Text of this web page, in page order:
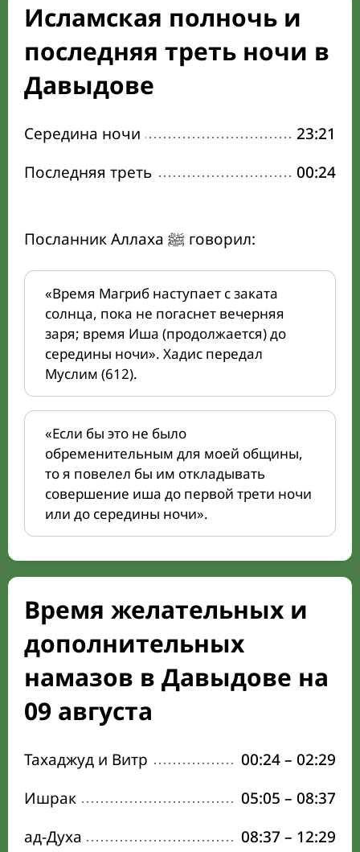
Исламская полночь и
последняя треть ночи в
Давыдове
Середина ночи
23:21
Последняя треть
00:24
Посланник Аллаха ﷺ говорил:
«Время Магриб наступает с заката
солнца, пока не погаснет вечерняя
заря; время Иша (продолжается) до
середины ночи». Хадис передал
Муслим (612).
«Если бы это не было
обременительным для моей общины,
то я повелел бы им откладывать
совершение иша до первой трети ночи
или до середины ночи».
Время желательных и
дополнительных
намазов в Давыдове на
09 августа
Тахаджуд и Витр 00:24– 02:29
Ишрак
05:05 – 08:37
ад-Духа
08:37 – 12:29